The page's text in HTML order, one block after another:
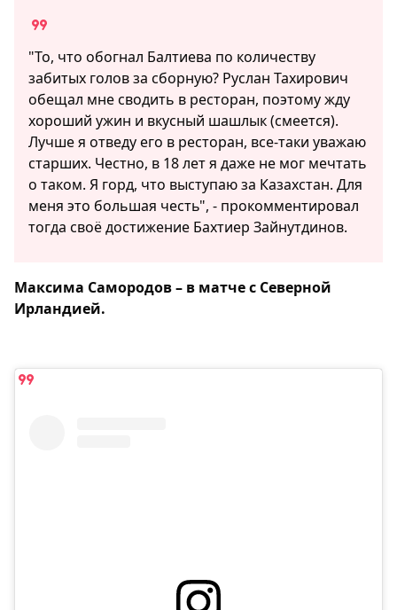
"То, что обогнал Балтиева по количеству
забитых голов за сборную? Руслан Тахирович
обещал мне сводить в ресторан, поэтому жду
хороший ужин и вкусный шашлык (смеется).
Лучше я отведу его в ресторан, все-таки уважаю
старших. Честно, в 18 лет я даже не мог мечтать
о таком. Я горд, что выступаю за Казахстан. Для
меня это большая честь", - прокомментировал
тогда своё достижение Бахтиер Зайнутдинов.
Максима Самородов – в матче с Северной
Ирландией.